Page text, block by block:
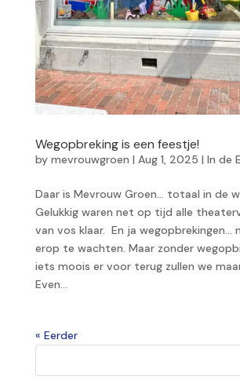
Wegopbreking is een feestje!
by mevrouwgroen | Aug 1, 2025 | In de
Daar is Mevrouw Groen… totaal in de
Gelukkig waren net op tijd alle
van vos klaar. En ja wegopbrekingen…
erop te wachten. Maar zonder
iets moois er voor terug zullen we
Even...
« Older Entries